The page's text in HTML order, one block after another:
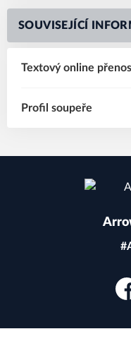
SOUVISEJÍCÍ
Textový online přenos
Profil soupeře